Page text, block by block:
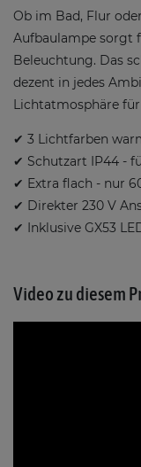
Ob im Bad, Flur
Aufbaulampe sorgt
Beleuchtung. Das
dezent in jedes
Lichtatmosphäre für
✔ 3 Lichtfarben
✔ Schutzart IP44 -
✔ Extra flach - nur
✔ Direkter 230 V
✔ Inklusive GX53
Video zu diesem